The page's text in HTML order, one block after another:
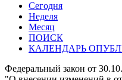
Сегодня
Неделя
Месяц
ПОИСК
КАЛЕНДАРЬ
Федеральный закон от